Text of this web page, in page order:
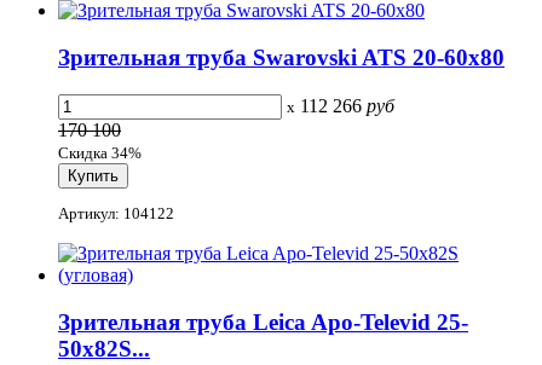
Зрительная труба Swarovski ATS 20-60x80
x 112 266 руб
170 100
Скидка 34%
Артикул: 104122
Зрительная труба Leica Apo-Televid 25-
50x82S...